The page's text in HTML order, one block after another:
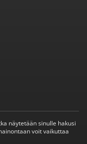
näytetään sinulle hakusi
voit vaikuttaa